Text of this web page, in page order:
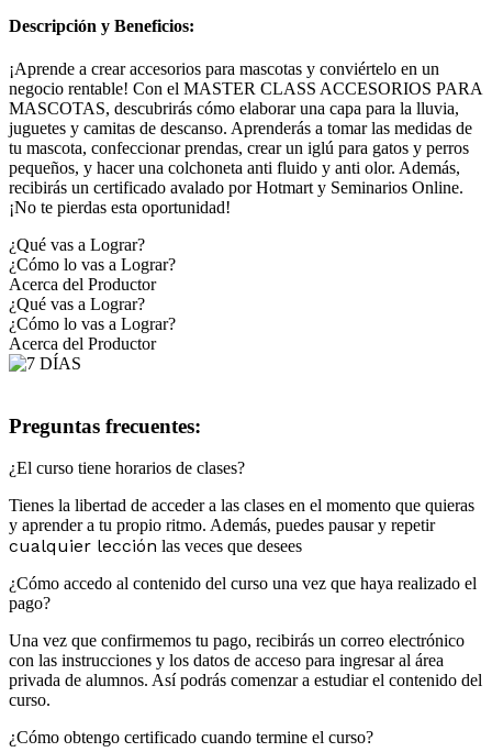
Descripción y Beneficios:
¡Aprende a crear accesorios para mascotas y conviértelo en un
negocio rentable! Con el MASTER CLASS ACCESORIOS PARA
MASCOTAS, descubrirás cómo elaborar una capa para la lluvia,
juguetes y camitas de descanso. Aprenderás a tomar las medidas de
tu mascota, confeccionar prendas, crear un iglú para gatos y perros
pequeños, y hacer una colchoneta anti fluido y anti olor. Además,
recibirás un certificado avalado por Hotmart y Seminarios Online.
¡No te pierdas esta oportunidad!
¿Qué vas a Lograr?
¿Cómo lo vas a Lograr?
Acerca del Productor
¿Qué vas a Lograr?
¿Cómo lo vas a Lograr?
Acerca del Productor
Preguntas frecuentes:
¿El curso tiene horarios de clases?
Tienes la libertad de acceder a las clases en el momento que quieras
y aprender a tu propio ritmo. Además, puedes pausar y repetir
cualquier lección las veces que desees
¿Cómo accedo al contenido del curso una vez que haya realizado el
pago?
Una vez que confirmemos tu pago, recibirás un correo electrónico
con las instrucciones y los datos de acceso para ingresar al área
privada de alumnos. Así podrás comenzar a estudiar el contenido del
curso.
¿Cómo obtengo certificado cuando termine el curso?